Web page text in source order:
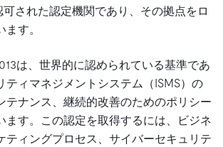
可された認定機関であり、その拠点をロ
す。
は、世界的に認められている基準であ
ティマネジメントシステム（ISMS）の
テナンス、継続的改善のためのポリシー
ます。この認定を取得するには、ビジネ
ティングプロセス、サイバーセキュリテ